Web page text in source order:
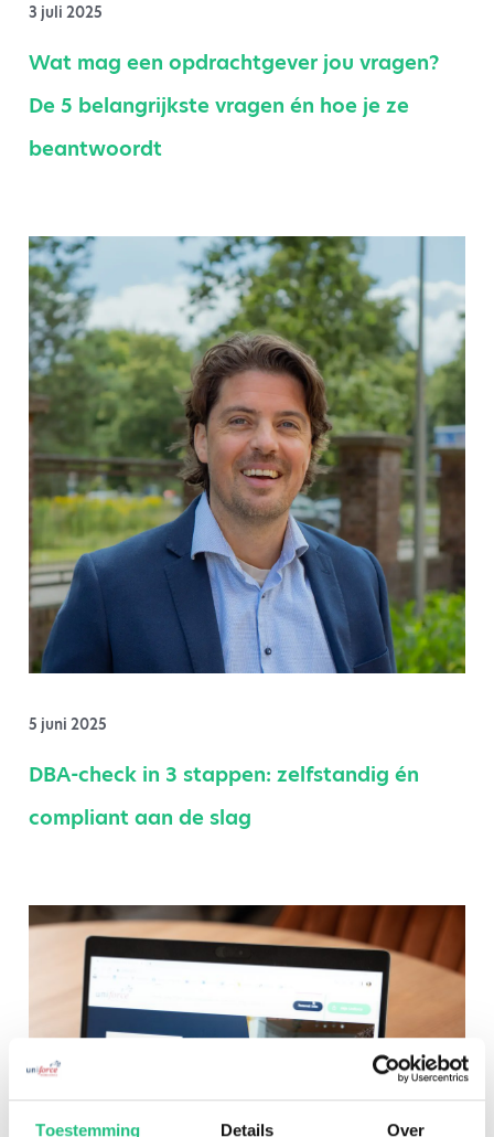
Toestemming Details Over
3 juli 2025
Wat mag een opdrachtgever jou vragen?
De 5 belangrijkste vragen én hoe je ze
beantwoordt
5 juni 2025
DBA-check in 3 stappen: zelfstandig én
compliant aan de slag